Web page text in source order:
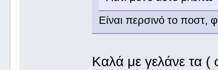
Είναι περσινό το ποστ,
Καλά με γελάνε τα (